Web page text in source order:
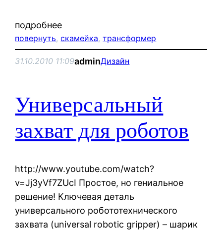
подробнее
повернуть, скамейка, трансформер
31.10.2010 11:09adminДизайн
Универсальный
захват для роботов
http://www.youtube.com/watch?
v=Jj3yVf7ZUcI Простое, но гениальное
решение! Ключевая деталь
универсального робототехнического
захвата (universal robotic gripper) – шарик